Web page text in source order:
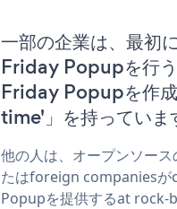
一部の企業は、最
Friday Popupを行
Friday Popupを作
time'」を持っていま
他の人は、オープンソー
たはforeign companiesが
Popupを提供するat rock-